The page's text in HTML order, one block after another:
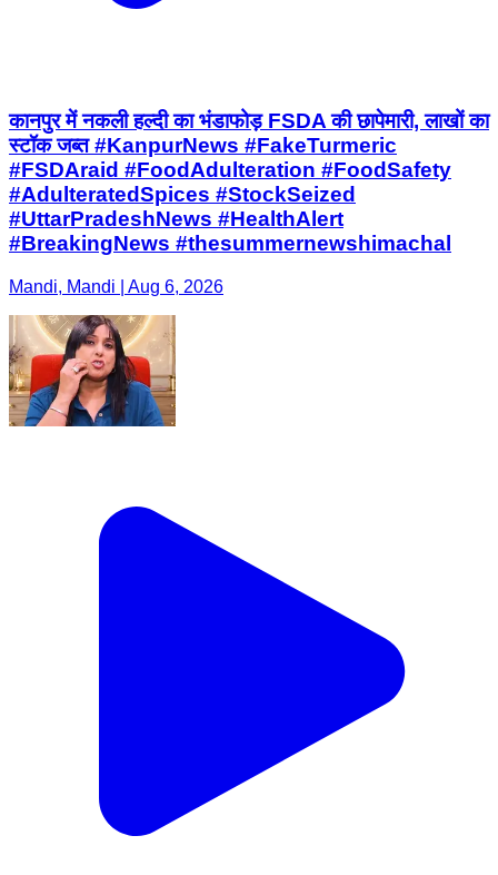
कानपुर में नकली हल्दी का भंडाफोड़ FSDA की छापेमारी, लाखों का
स्टॉक जब्त #KanpurNews #FakeTurmeric
#FSDAraid #FoodAdulteration #FoodSafety
#AdulteratedSpices #StockSeized
#UttarPradeshNews #HealthAlert
#BreakingNews #thesummernewshimachal
Mandi, Mandi | Aug 6, 2026